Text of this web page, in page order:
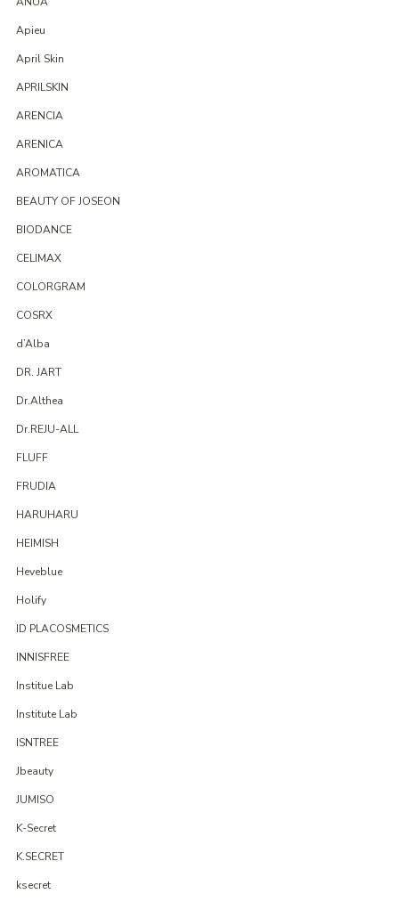
Apieu
April Skin
APRILSKIN
ARENCIA
ARENICA
AROMATICA
BEAUTY OF JOSEON
BIODANCE
CELIMAX
COLORGRAM
COSRX
d’Alba
DR. JART
Dr.Althea
Dr.REJU-ALL
FLUFF
FRUDIA
HARUHARU
HEIMISH
Heveblue
Holify
ID PLACOSMETICS
INNISFREE
Institue Lab
Institute Lab
ISNTREE
Jbeauty
JUMISO
K-Secret
K.SECRET
ksecret